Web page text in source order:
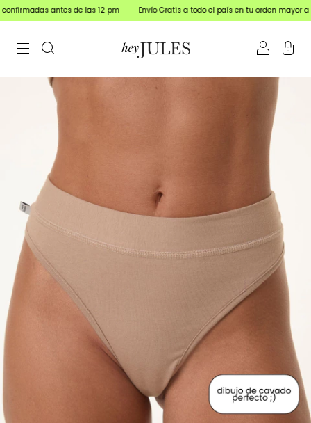
antes de las 12 pm Envío Gratis a todo el país en tu orden mayor a $150.000
0